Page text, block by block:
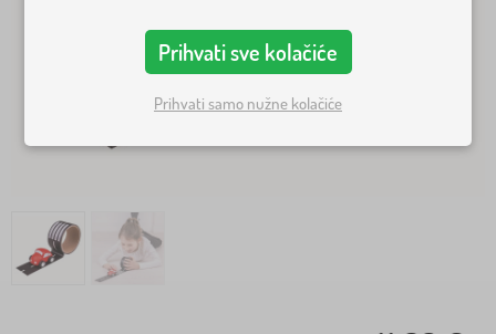
Prihvati sve kolačiće
Prihvati samo nužne kolačiće